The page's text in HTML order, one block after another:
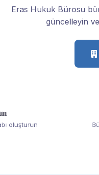
Eras Hukuk Bürosu
güncelleyin
oluşturun